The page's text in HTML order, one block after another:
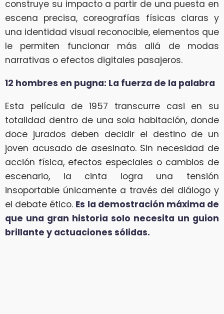
construye su impacto a partir de una puesta en
escena precisa, coreografías físicas claras y
una identidad visual reconocible, elementos que
le permiten funcionar más allá de modas
narrativas o efectos digitales pasajeros.
12 hombres en pugna: La fuerza de la palabra
Esta película de 1957 transcurre casi en su
totalidad dentro de una sola habitación, donde
doce jurados deben decidir el destino de un
joven acusado de asesinato. Sin necesidad de
acción física, efectos especiales o cambios de
escenario, la cinta logra una tensión
insoportable únicamente a través del diálogo y
el debate ético. Es la demostración máxima de
que una gran historia solo necesita un guion
brillante y actuaciones sólidas.